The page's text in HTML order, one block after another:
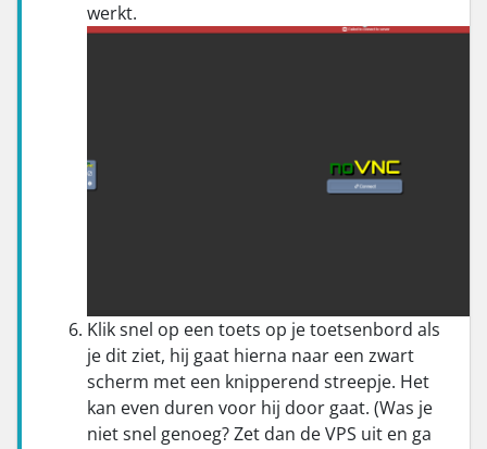
werkt.
Klik snel op een toets op je toetsenbord als
je dit ziet, hij gaat hierna naar een zwart
scherm met een knipperend streepje. Het
kan even duren voor hij door gaat. (Was je
niet snel genoeg? Zet dan de VPS uit en ga